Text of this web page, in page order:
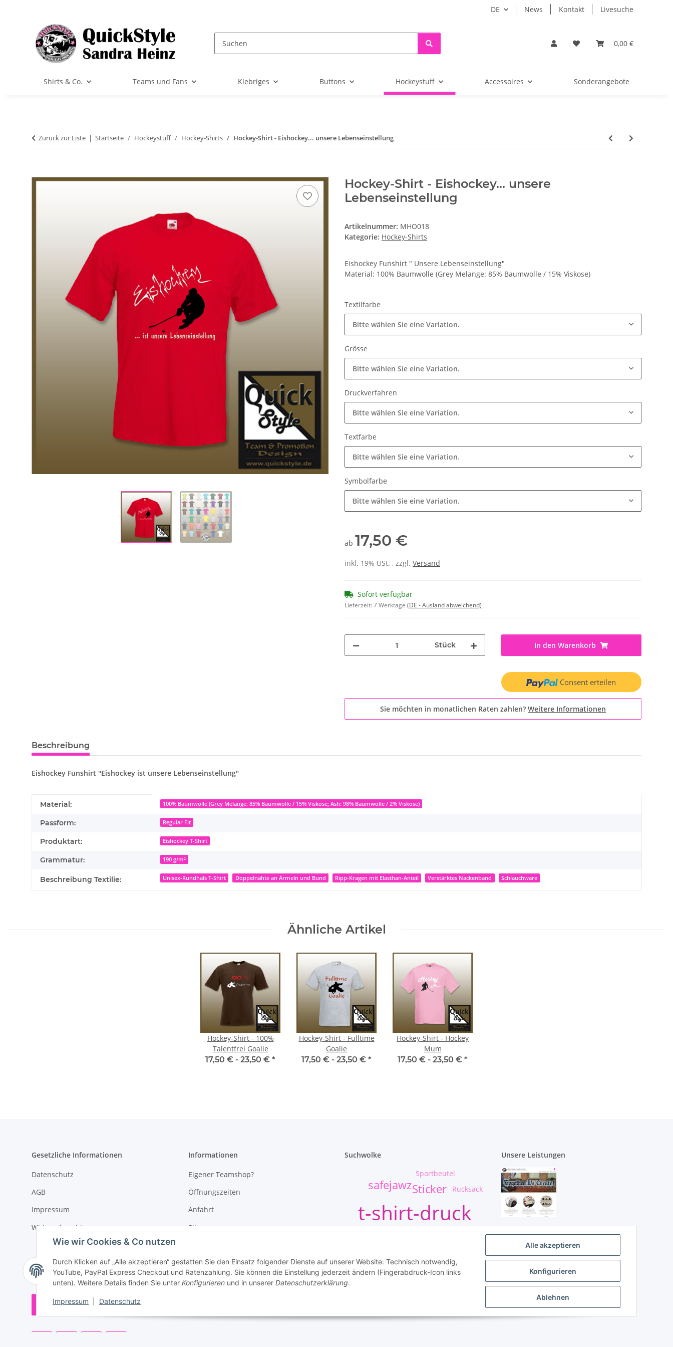
Alle akzeptieren
Konfigurieren
Ablehnen
Wie wir Cookies & Co nutzen
Durch Klicken auf „Alle akzeptieren“ gestatten Sie den Einsatz folgender Dienste auf unserer Website: Technisch notwendig,
YouTube, PayPal Express Checkout und Ratenzahlung. Sie können die Einstellung jederzeit ändern (Fingerabdruck-Icon links
unten). Weitere Details finden Sie unter Konfigurieren und in unserer Datenschutzerklärung.
Impressum Datenschutz
DE News Kontakt Livesuche
0,00 €
Shirts & Co. Teams und Fans Klebriges Buttons Hockeystuff Accessoires Sonderangebote
Zurück zur Liste Startseite Hockeystuff Hockey-Shirts Hockey-Shirt - Eishockey... unsere Lebenseinstellung
Hockey-Shirt - Eishockey... unsere
Lebenseinstellung
Artikelnummer: MHO018
Kategorie: Hockey-Shirts
Eishockey Funshirt " Unsere Lebenseinstellung"
Material: 100% Baumwolle (Grey Melange: 85% Baumwolle / 15% Viskose)
Textilfarbe
Bitte wählen Sie eine Variation.
Grösse
Bitte wählen Sie eine Variation.
Druckverfahren
Bitte wählen Sie eine Variation.
Textfarbe
Bitte wählen Sie eine Variation.
Symbolfarbe
Bitte wählen Sie eine Variation.
ab 17,50 €
inkl. 19% USt. , zzgl. Versand
Sofort verfügbar
Lieferzeit:7 Werktage (DE - Ausland abweichend)
Stück In den Warenkorb
Consent erteilen
Sie möchten in monatlichen Raten zahlen? Weitere Informationen
Beschreibung
Eishockey Funshirt "Eishockey ist unsere Lebenseinstellung"
Produkteigenschaft
Wert
Material: 100% Baumwolle (Grey Melange: 85% Baumwolle / 15% Viskose; Ash: 98% Baumwolle / 2% Viskose)
Passform: Regular Fit
Produktart: Eishockey T-Shirt
Grammatur: 190 g/m²
Beschreibung Textilie: Unisex-Rundhals T-Shirt Doppelnähte an Ärmeln und Bund Ripp-Kragen mit Elasthan-Anteil Verstärktes Nackenband Schlauchware
Ähnliche Artikel
Hockey-Shirt - 100%
Talentfrei Goalie
17,50 € - 23,50 € *
Hockey-Shirt - Fulltime
Goalie
17,50 € - 23,50 € *
Hockey-Shirt - Hockey
Mum
17,50 € - 23,50 € *
Gesetzliche Informationen
Datenschutz
AGB
Impressum
Widerrufsrecht
Informationen
Eigener Teamshop?
Öffnungszeiten
Anfahrt
Sitemap
Zahlungsmöglichkeiten
Suchwolke
t-shirt-druck
safejawzSticker
Sportbeutel
Rucksack
Unsere Leistungen
Vertrag widerrufen